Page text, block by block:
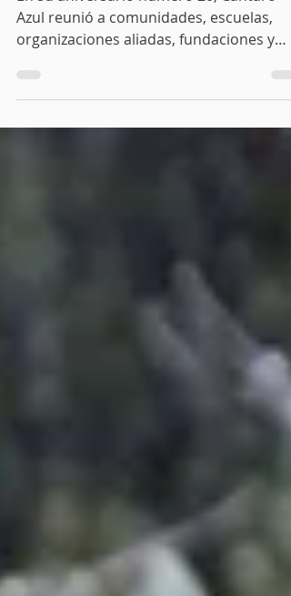
En su aniversario número 20, Cántaro
organizaciones aliadas, fundaciones y
academia para escuchar voces del
territorio y reafirmar una convicción: la